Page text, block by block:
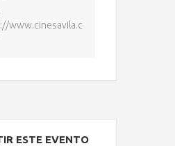
www.cinesavila.c
ESTE EVENTO